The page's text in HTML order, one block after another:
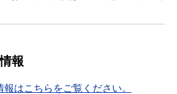
報
はこちらをご覧ください。